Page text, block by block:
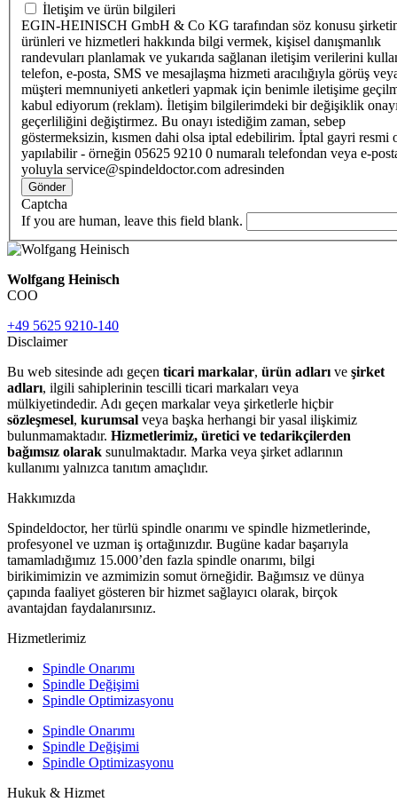
İletişim ve ürün bilgileri
EGIN-HEINISCH GmbH & Co KG tarafından söz konusu
ürünleri ve hizmetleri hakkında bilgi vermek, kişisel danışmanlık
randevuları planlamak ve yukarıda sağlanan iletişim verilerini
telefon, e-posta, SMS ve mesajlaşma hizmeti aracılığıyla görüş
müşteri memnuniyeti anketleri yapmak için benimle iletişime
kabul ediyorum (reklam). İletişim bilgilerimdeki bir değişiklik
geçerliliğini değiştirmez. Bu onayı istediğim zaman, sebep
göstermeksizin, kısmen dahi olsa iptal edebilirim. İptal gayri resmi
yapılabilir - örneğin 05625 9210 0 numaralı telefondan veya e-
yoluyla service@spindeldoctor.com adresinden
Gönder
Captcha
If you are human, leave this field blank.
Wolfgang Heinisch
COO
+49 5625 9210-140
Disclaimer
Bu web sitesinde adı geçen ticari markalar, ürün adları ve şirket
adları, ilgili sahiplerinin tescilli ticari markaları veya
mülkiyetindedir. Adı geçen markalar veya şirketlerle hiçbir
sözleşmesel, kurumsal veya başka herhangi bir yasal ilişkimiz
bulunmamaktadır. Hizmetlerimiz, üretici ve tedarikçilerden
bağımsız olarak sunulmaktadır. Marka veya şirket adlarının
kullanımı yalnızca tanıtım amaçlıdır.
Hakkımızda
Spindeldoctor, her türlü spindle onarımı ve spindle hizmetlerinde,
profesyonel ve uzman iş ortağınızdır. Bugüne kadar başarıyla
tamamladığımız 15.000’den fazla spindle onarımı, bilgi
birikimimizin ve azmimizin somut örneğidir. Bağımsız ve dünya
çapında faaliyet gösteren bir hizmet sağlayıcı olarak, birçok
avantajdan faydalanırsınız.
Hizmetlerimiz
Spindle Onarımı
Spindle Değişimi
Spindle Optimizasyonu
Spindle Onarımı
Spindle Değişimi
Spindle Optimizasyonu
Hukuk & Hizmet